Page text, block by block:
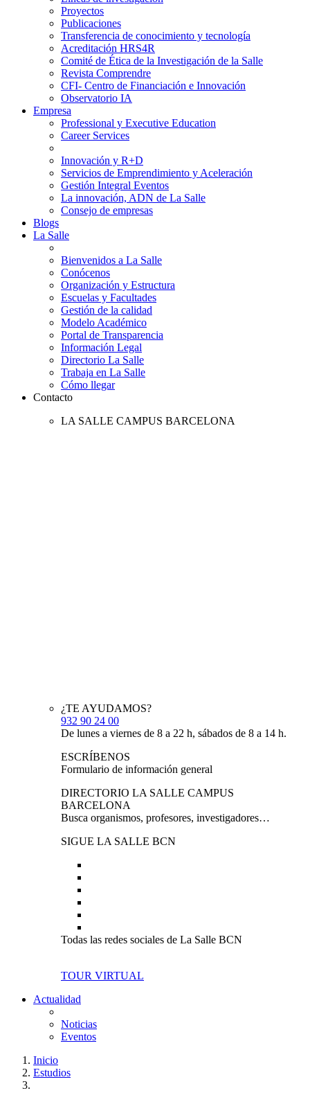
Proyectos
Publicaciones
Transferencia de conocimiento y tecnología
Acreditación HRS4R
Comité de Ética de la Investigación de la Salle
Revista Comprendre
CFI- Centro de Financiación e Innovación
Observatorio IA
Empresa
Professional y Executive Education
Career Services
Innovación y R+D
Servicios de Emprendimiento y Aceleración
Gestión Integral Eventos
La innovación, ADN de La Salle
Consejo de empresas
Blogs
La Salle
Bienvenidos a La Salle
Conócenos
Organización y Estructura
Escuelas y Facultades
Gestión de la calidad
Modelo Académico
Portal de Transparencia
Información Legal
Directorio La Salle
Trabaja en La Salle
Cómo llegar
Contacto
LA SALLE CAMPUS BARCELONA
¿TE AYUDAMOS?
932 90 24 00
De lunes a viernes de 8 a 22 h, sábados de 8 a 14 h.
ESCRÍBENOS
Formulario de información general
DIRECTORIO LA SALLE CAMPUS
BARCELONA
Busca organismos, profesores, investigadores…
SIGUE LA SALLE BCN
Todas las redes sociales de La Salle BCN
TOUR VIRTUAL
Actualidad
Noticias
Eventos
Inicio
Estudios